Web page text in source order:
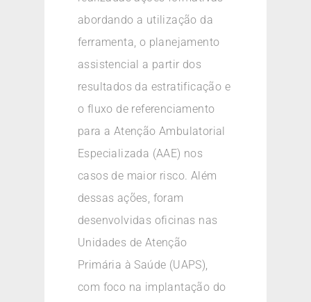
abordando a utilização da
ferramenta, o planejamento
assistencial a partir dos
resultados da estratificação e
o fluxo de referenciamento
para a Atenção Ambulatorial
Especializada (AAE) nos
casos de maior risco. Além
dessas ações, foram
desenvolvidas oficinas nas
Unidades de Atenção
Primária à Saúde (UAPS),
com foco na implantação do